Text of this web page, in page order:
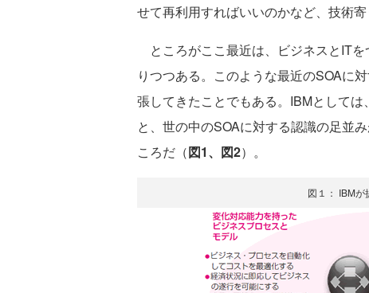
せて再利用すればいいのかなど、技術寄
ところがここ最近は、ビジネスとIT
りつつある。このような最近のSOAに
張してきたことでもある。IBMとして
と、世の中のSOAに対する認識の足並
ころだ（図1、図2）。
図１： IBMが